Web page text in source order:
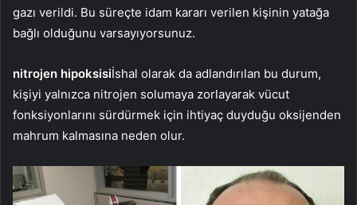
gazı verildi. Bu süreçte idam kararı verilen kişinin yatağa
bağlı olduğunu varsayıyorsunuz.
nitrojen hipoksisiİshal olarak da adlandırılan bu durum,
kişiyi yalnızca nitrojen solumaya zorlayarak vücut
fonksiyonlarını sürdürmek için ihtiyaç duyduğu oksijenden
mahrum kalmasına neden olur.